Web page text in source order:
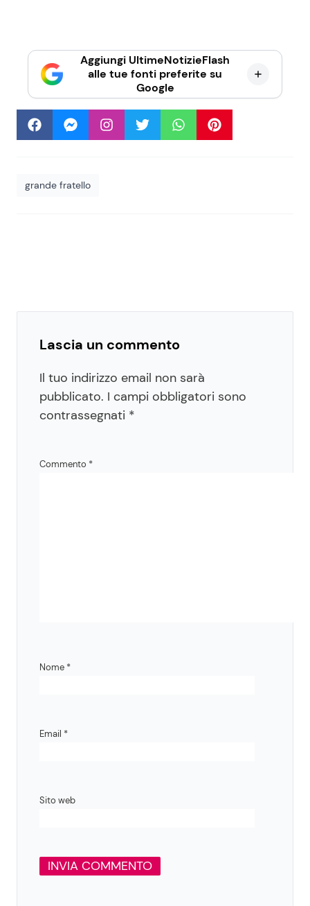
Aggiungi UltimeNotizieFlash
alle tue fonti preferite su
Google
grande fratello
Lascia un commento
Il tuo indirizzo email non sarà
pubblicato. I campi obbligatori sono
contrassegnati *
Commento *
Nome *
Email *
Sito web